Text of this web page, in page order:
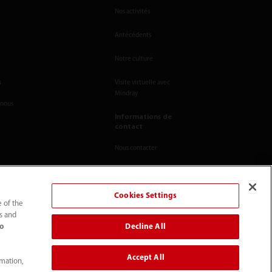
Nos activités
Antécédents
Notre culture
Visite virtuelle avec
Mindray
Informations de
contact
Nous contacter
of the
and
Cookies Settings
Decline All
Accept All